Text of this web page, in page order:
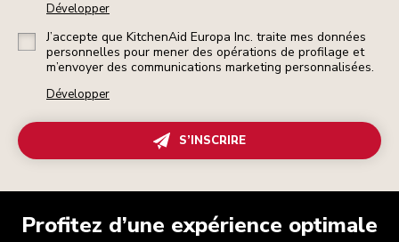
Développer
J’accepte que KitchenAid Europa Inc. traite mes données
personnelles pour mener des opérations de profilage et
m’envoyer des communications marketing personnalisées.
Développer
S’INSCRIRE
Profitez d’une expérience optimale